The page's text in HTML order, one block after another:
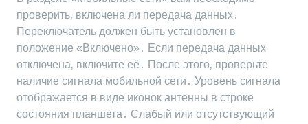
проверить‚ включена ли передача данных․
Переключатель должен быть установлен в
положение «Включено»․ Если передача данных
отключена‚ включите её․ После этого‚ проверьте
наличие сигнала мобильной сети․ Уровень сигнала
отображается в виде иконок антенны в строке
состояния планшета․ Слабый или отсутствующий